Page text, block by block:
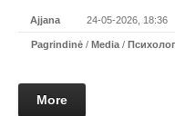
Ajjana 24-05-2026, 18:36
Pagrindinė / Media /
More